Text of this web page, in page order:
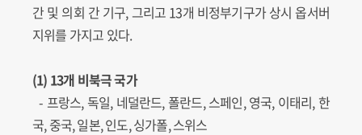
간 및 의회 간 기구, 그리고 13개 비정부기구가 상시 옵서버
지위를 가지고 있다.
(1) 13개 비북극 국가
- 프랑스, 독일, 네덜란드, 폴란드, 스페인, 영국, 이태리, 한
국, 중국, 일본, 인도, 싱가폴, 스위스